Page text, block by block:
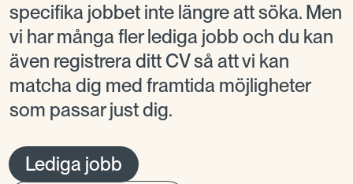
specifika jobbet inte längre att söka. Men
vi har många fler lediga jobb och du kan
även registrera ditt CV så att vi kan
matcha dig med framtida möjligheter
som passar just dig.
Lediga jobb